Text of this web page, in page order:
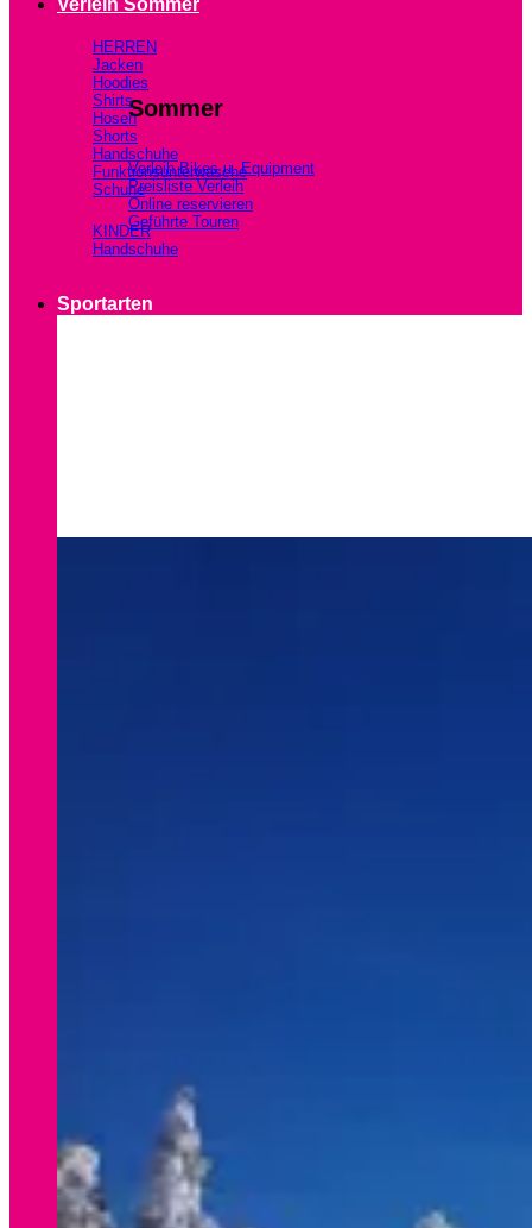
Verleih Sommer
Sommer
Verleih Bikes u. Equipment
Preisliste Verleih
Online reservieren
Geführte Touren
HERREN
Jacken
Hoodies
Shirts
Hosen
Shorts
Handschuhe
Funktionsunterwäsche
Schuhe
KINDER
Handschuhe
Sportarten